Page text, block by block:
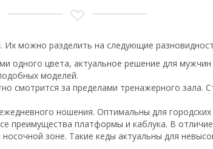
можно разделить на следующие
одного цвета, актуальное решение для
моделей.
смотрится за пределами тренажерного зала.
ношения. Оптимальны для городских
преимущества платформы и каблука. В
зоне. Такие кеды актуальны для